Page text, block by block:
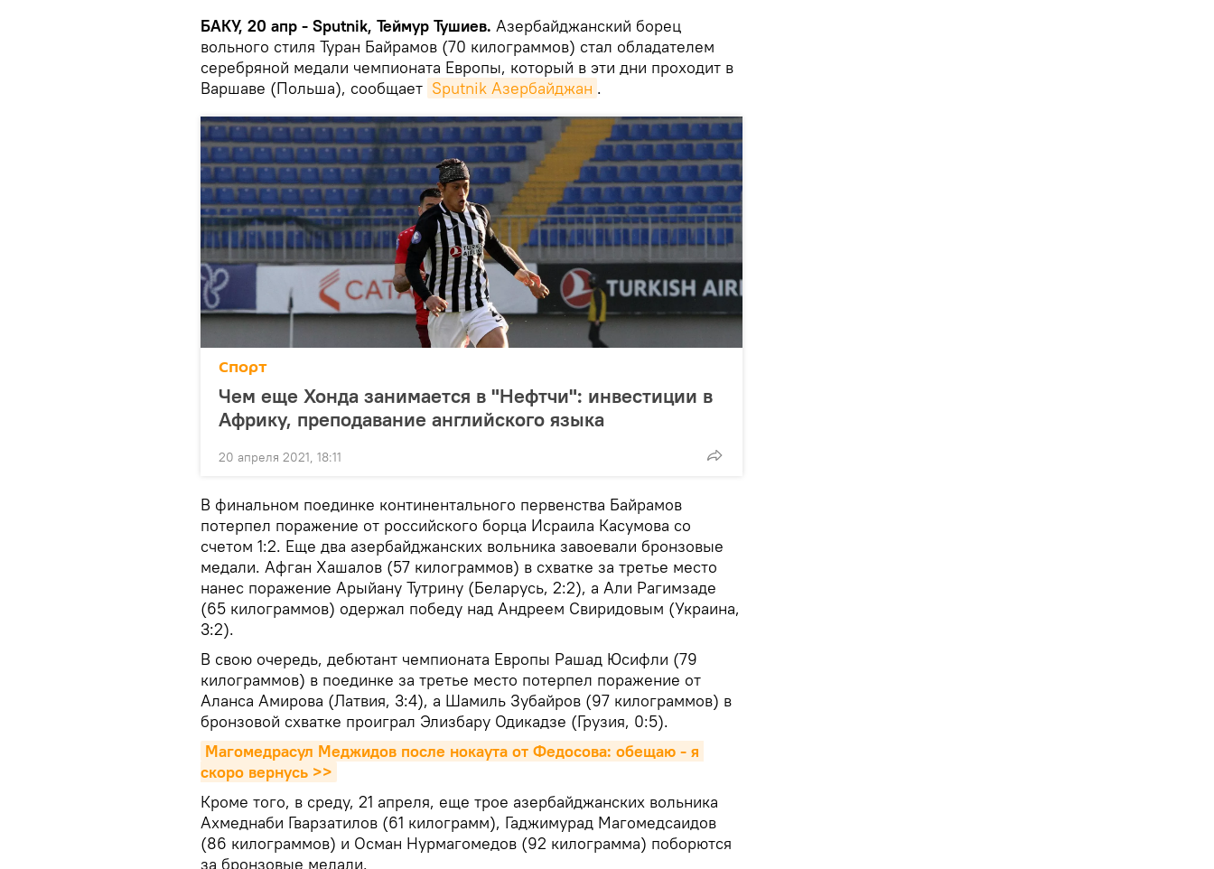
БАКУ, 20 апр - Sputnik, Теймур Тушиев. Азербайджанский борец
вольного стиля Туран Байрамов (70 килограммов) стал обладателем
серебряной медали чемпионата Европы, который в эти дни проходит в
Варшаве (Польша), сообщает Sputnik Азербайджан .
Спорт
Чем еще Хонда занимается в "Нефтчи": инвестиции в
Африку, преподавание английского языка
20 апреля 2021, 18:11
В финальном поединке континентального первенства Байрамов
потерпел поражение от российского борца Исраила Касумова со
счетом 1:2. Еще два азербайджанских вольника завоевали бронзовые
медали. Афган Хашалов (57 килограммов) в схватке за третье место
нанес поражение Арыйану Тутрину (Беларусь, 2:2), а Али Рагимзаде
(65 килограммов) одержал победу над Андреем Свиридовым (Украина,
3:2).
В свою очередь, дебютант чемпионата Европы Рашад Юсифли (79
килограммов) в поединке за третье место потерпел поражение от
Аланса Амирова (Латвия, 3:4), а Шамиль Зубайров (97 килограммов) в
бронзовой схватке проиграл Элизбару Одикадзе (Грузия, 0:5).
Магомедрасул Меджидов после нокаута от Федосова: обещаю - я
скоро вернусь >>
Кроме того, в среду, 21 апреля, еще трое азербайджанских вольника
Ахмеднаби Гварзатилов (61 килограмм), Гаджимурад Магомедсаидов
(86 килограммов) и Осман Нурмагомедов (92 килограмма) поборются
за бронзовые медали.